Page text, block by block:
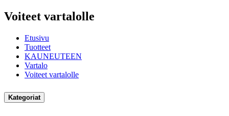
Voiteet vartalolle
Etusivu
Tuotteet
KAUNEUTEEN
Vartalo
Voiteet vartalolle
Kategoriat